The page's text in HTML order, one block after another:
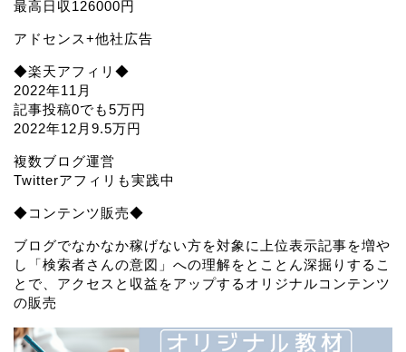
最高日収126000円
アドセンス+他社広告
◆楽天アフィリ◆
2022年11月
記事投稿0でも5万円
2022年12月9.5万円
複数ブログ運営
Twitterアフィリも実践中
◆コンテンツ販売◆
ブログでなかなか稼げない方を対象に上位表示記事を増や
し「検索者さんの意図」への理解をとことん深掘りするこ
とで、アクセスと収益をアップするオリジナルコンテンツ
の販売